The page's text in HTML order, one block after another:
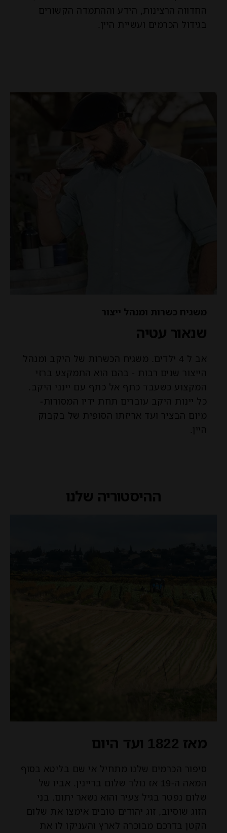
החדווה הרצינות, הידע וההתמדה הקשורים
בגידול הכרמים ועשיית היין.
משגיח כשרות ומנהל ייצור
שנאור עטיה
אב ל 4 ילדים. משגיח הכשרות של היקב ומנהל
הייצור שנים רבות - בהם הוא התמקצע ברזי
המקצוע כשעבד כתף אל כתף עם יינני היקב.
כל יינות היקב עוברים תחת ידיו המסורות-
מיום הבציר ועד אריזתו הסופית של בקבוק
היין.
ההיסטוריה שלנו
מאז 1822 ועד היום
סיפור הכרמים שלנו מתחיל אי שם בליטא בסוף
המאה ה-19 אז נולד שלום בריינין. אביו של
שלום נפטר בגיל צעיר והוא נשאר יתום. בני
הזוג שוסיוב, זוג יהודים טובים אימצו את שלום
הקטן בדרכם מבוכרה לארץ והעניקו לו את